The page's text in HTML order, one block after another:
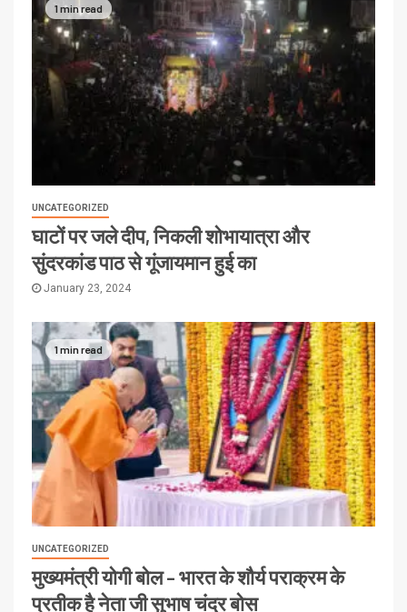
1 min read
UNCATEGORIZED
घाटों पर जले दीप, निकली शोभायात्रा और
सुंदरकांड पाठ से गूंजायमान हुई का
January 23, 2024
1 min read
UNCATEGORIZED
मुख्यमंत्री योगी बोल – भारत के शौर्य पराक्रम के
प्रतीक है नेता जी सुभाष चंद्र बोस